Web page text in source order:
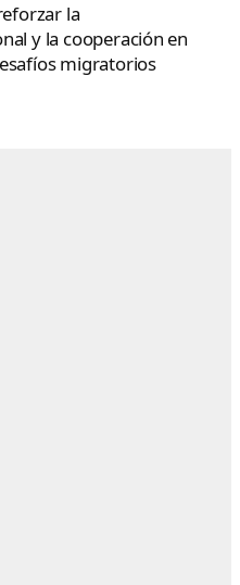
la
y la cooperación en
migratorios